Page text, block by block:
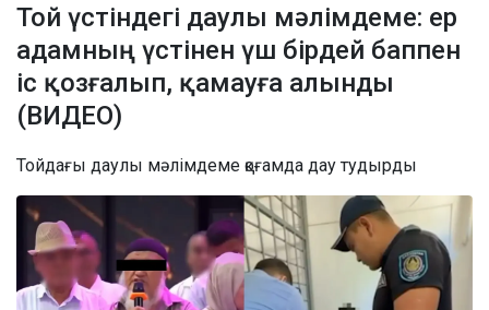
Той үстіндегі даулы мәлімдеме: ер
адамның үстінен үш бірдей баппен
іс қозғалып, қамауға алынды
(ВИДЕО)
Тойдағы даулы мәлімдеме қоғамда дау тудырды